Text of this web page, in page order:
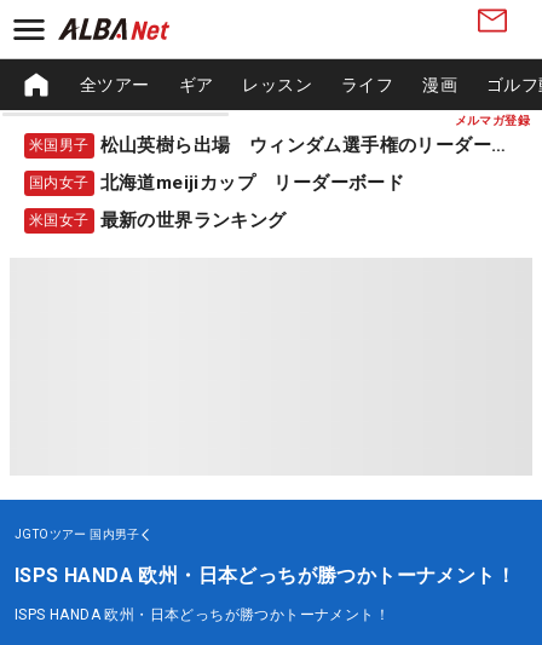
メルマガ登録
全ツアー ギア レッスン ライフ 漫画 ゴル
米国男子 松山英樹ら出場 ウィンダム選手権のリーダーボード
国内女子 北海道meijiカップ リーダーボード
米国女子 最新の世界ランキング
JGTOツアー 国内男子
ISPS HANDA 欧州・日本どっちが勝つかトーナメント！
ISPS HANDA 欧州・日本どっちが勝つかトーナメント！